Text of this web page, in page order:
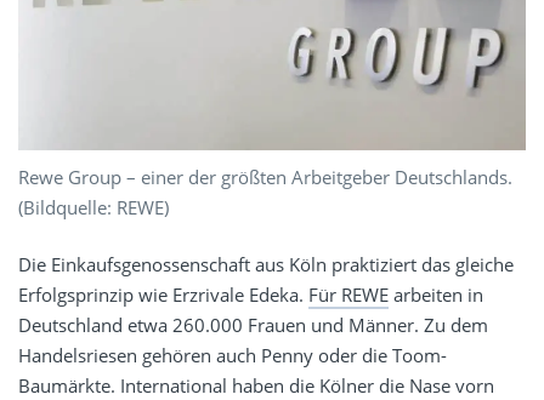
Rewe Group – einer der größten Arbeitgeber Deutschlands.
(Bildquelle: REWE)
Die Einkaufsgenossenschaft aus Köln praktiziert das gleiche
Erfolgsprinzip wie Erzrivale Edeka. Für REWE arbeiten in
Deutschland etwa 260.000 Frauen und Männer. Zu dem
Handelsriesen gehören auch Penny oder die Toom-
Baumärkte. International haben die Kölner die Nase vorn